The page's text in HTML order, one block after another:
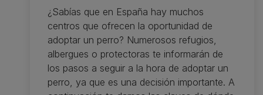
¿Sabías que en España hay muchos
centros que ofrecen la oportunidad de
adoptar un perro? Numerosos refugios,
albergues o protectoras te informarán de
los pasos a seguir a la hora de adoptar un
perro, ya que es una decisión importante. A